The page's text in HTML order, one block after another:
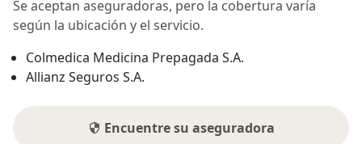
Se aceptan aseguradoras, pero la cobertura varía
según la ubicación y el servicio.
Colmedica Medicina Prepagada S.A.
Allianz Seguros S.A.
Encuentre su aseguradora